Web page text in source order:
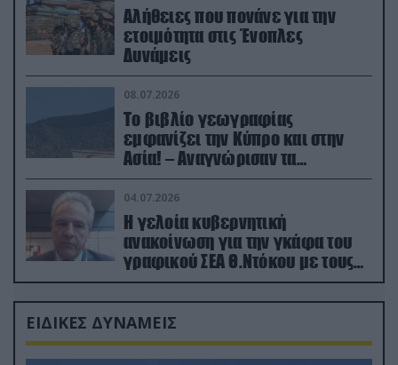
Αλήθειες που πονάνε για την
ετοιμότητα στις Ένοπλες
Δυνάμεις
08.07.2026
Το βιβλίο γεωγραφίας
εμφανίζει την Κύπρο και στην
Ασία! – Αναγνώρισαν τα
κατεχόμενα; (φωτο)
04.07.2026
Η γελοία κυβερνητική
ανακοίνωση για την γκάφα του
γραφικού ΣΕΑ Θ.Ντόκου με τους
Ρώσους φαρσέρ
ΕΙΔΙΚΕΣ ΔΥΝΑΜΕΙΣ